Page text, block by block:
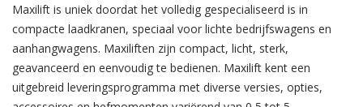
Maxilift is uniek doordat het volledig gespecialiseerd is in
compacte laadkranen, speciaal voor lichte bedrijfswagens en
aanhangwagens. Maxiliften zijn compact, licht, sterk,
geavanceerd en eenvoudig te bedienen. Maxilift kent een
uitgebreid leveringsprogramma met diverse versies, opties,